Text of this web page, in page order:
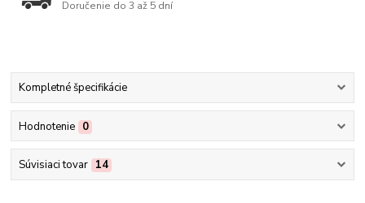
Doručenie do 3 až 5 dní
Kompletné špecifikácie
Hodnotenie 0
Súvisiaci tovar 14